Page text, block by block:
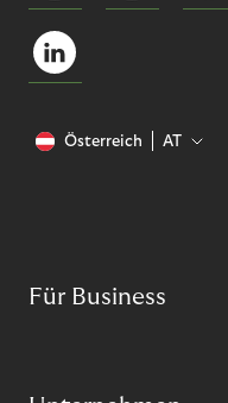
Österreich AT
Für Business